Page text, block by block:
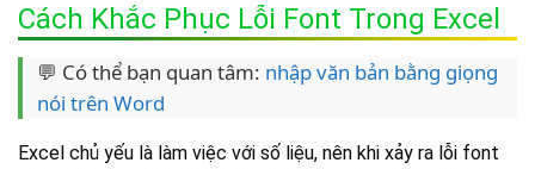
Cách Khắc Phục Lỗi Font Trong Excel
💬 Có thể bạn quan tâm: nhập văn bản bằng giọng
nói trên Word
Excel chủ yếu là làm việc với số liệu, nên khi xảy ra lỗi font